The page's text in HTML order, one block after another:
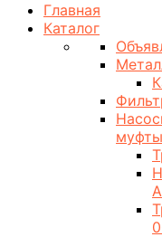
Главная
Каталог